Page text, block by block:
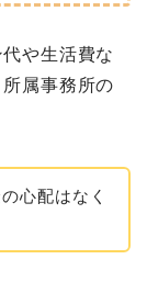
や生活費な
属事務所の
心配はなく